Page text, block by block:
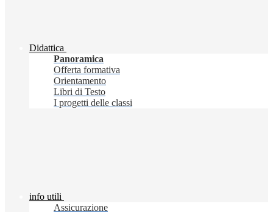
Didattica
Panoramica
Offerta formativa
Orientamento
Libri di Testo
I progetti delle classi
info utili
Assicurazione